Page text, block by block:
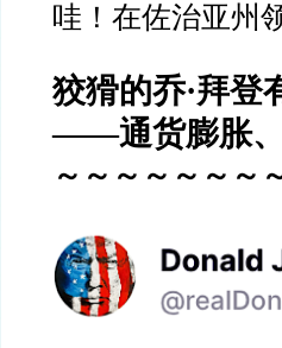
哇！在佐治亚州
狡猾的乔·拜登
——通货膨胀
～～～～～～～